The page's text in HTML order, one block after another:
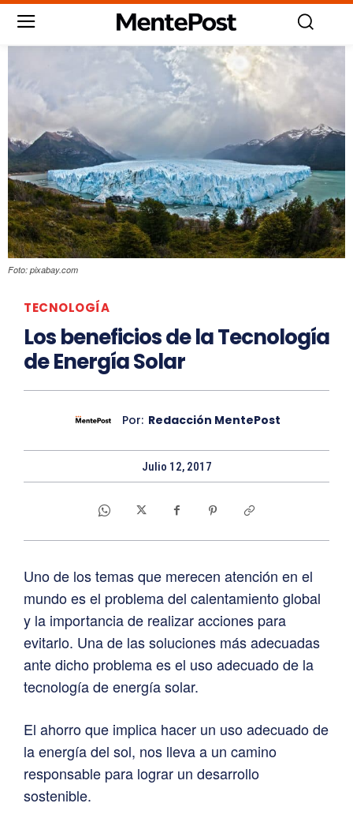
Foto: pixabay.com
TECNOLOGÍA
Los beneficios de la Tecnología
de Energía Solar
Por: Redacción MentePost
Julio 12, 2017
Uno de los temas que merecen atención en el
mundo es el problema del calentamiento global
y la importancia de realizar acciones para
evitarlo. Una de las soluciones más adecuadas
ante dicho problema es el uso adecuado de la
tecnología de energía solar.
El ahorro que implica hacer un uso adecuado de
la energía del sol, nos lleva a un camino
responsable para lograr un desarrollo
sostenible.